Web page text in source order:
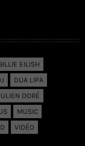
EILISH
DUA LIPA
JULIEN DORÉ
MUSIC
VIDÉO